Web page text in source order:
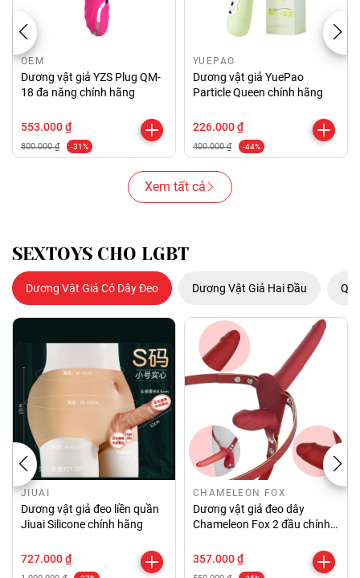
OEM
Dương vật giả YZS Plug QM-
18 đa năng chính hãng
553.000 ₫
800.000 ₫ -31%
YUEPAO
Dương vật giả YuePao
Particle Queen chính hãng
226.000 ₫
400.000 ₫ -44%
Xem tất cả
SEXTOYS CHO LGBT
Dương Vật Giả Có Dây Đeo Dương Vật Giả Hai Đầu
JIUAI
Dương vật giả đeo liền quần
Jiuai Silicone chính hãng
727.000 ₫
CHAMELEON FOX
Dương vật giả đeo dây
Chameleon Fox 2 đầu chính
357.000 ₫